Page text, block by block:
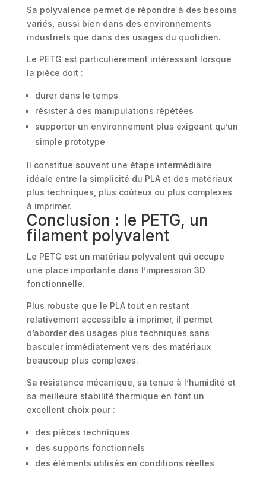
Sa polyvalence permet de répondre à des besoins
variés, aussi bien dans des environnements
industriels que dans des usages du quotidien.
Le PETG est particulièrement intéressant lorsque
la pièce doit :
durer dans le temps
résister à des manipulations répétées
supporter un environnement plus exigeant qu’un
simple prototype
Il constitue souvent une étape intermédiaire
idéale entre la simplicité du PLA et des matériaux
plus techniques, plus coûteux ou plus complexes
à imprimer.
Conclusion : le PETG, un
filament polyvalent
Le PETG est un matériau polyvalent qui occupe
une place importante dans l’impression 3D
fonctionnelle.
Plus robuste que le PLA tout en restant
relativement accessible à imprimer, il permet
d’aborder des usages plus techniques sans
basculer immédiatement vers des matériaux
beaucoup plus complexes.
Sa résistance mécanique, sa tenue à l’humidité et
sa meilleure stabilité thermique en font un
excellent choix pour :
des pièces techniques
des supports fonctionnels
des éléments utilisés en conditions réelles